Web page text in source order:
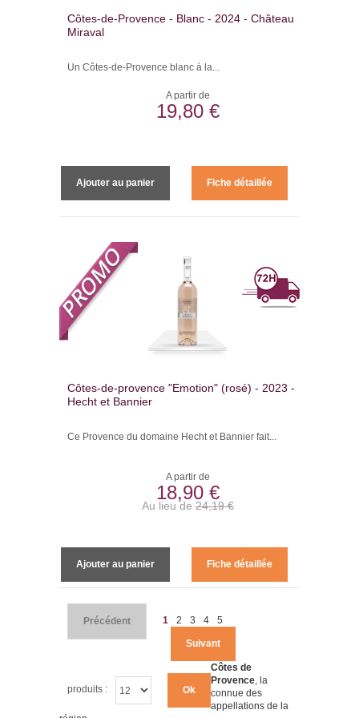
Côtes-de-Provence - Blanc - 2024 - Château
Miraval
Un Côtes-de-Provence blanc à la...
A partir de
19,80 €
Ajouter au panier Fiche détaillée
Côtes-de-provence "Emotion" (rosé) - 2023 -
Hecht et Bannier
Ce Provence du domaine Hecht et Bannier fait...
A partir de
18,90 €
Au lieu de24,19 €
Ajouter au panier Fiche détaillée
Précédent 1 2 3 4 5
Suivant
Ok
produits :
Côtes de
Provence, la
connue des
appellations de la